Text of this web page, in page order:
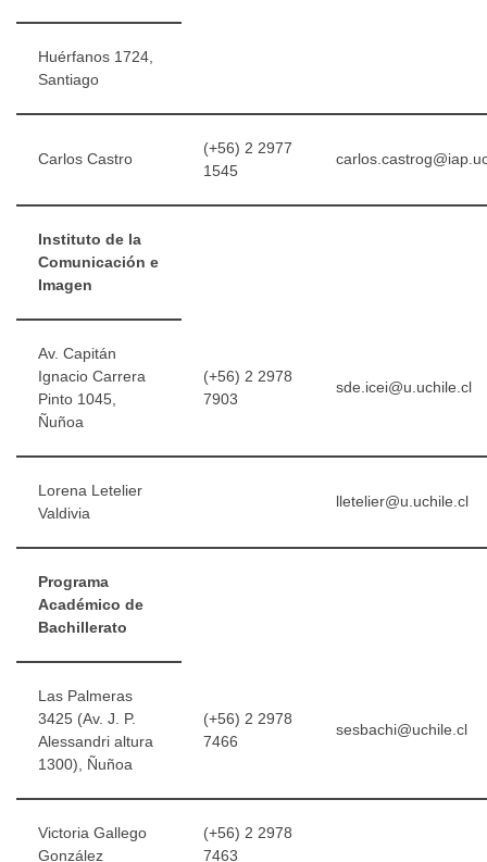
Huérfanos 1724,
Santiago
Carlos Castro
(+56) 2 2977
1545
Instituto de la
Comunicación e
Imagen
Av. Capitán
Ignacio Carrera
Pinto 1045,
Ñuñoa
(+56) 2 2978
7903
sde.icei@u.uchile.cl
Lorena Letelier
Valdivia
lletelier@u.uchile.cl
Programa
Académico de
Bachillerato
Las Palmeras
3425 (Av. J. P.
Alessandri altura
1300), Ñuñoa
(+56) 2 2978
7466
sesbachi@uchile.cl
Victoria Gallego
González
(+56) 2 2978
7463